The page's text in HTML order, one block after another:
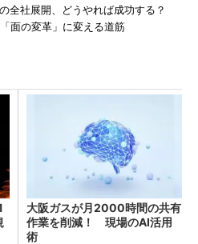
全社展開、どうやれば成功する？
「面の変革」に変える道筋
大阪ガスが月2000時間の共有
作業を削減！ 現場のAI活用
術